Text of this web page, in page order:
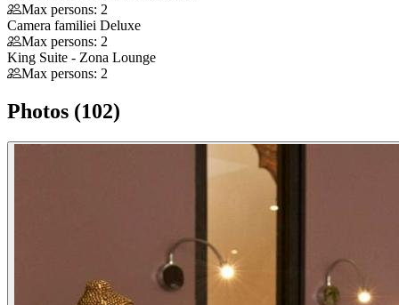
Max persons: 2
Camera familiei Deluxe
Max persons: 2
King Suite - Zona Lounge
Max persons: 2
Photos (102)